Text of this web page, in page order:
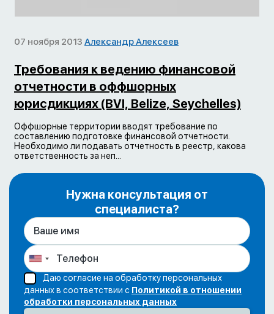
07 ноября 2013 Александр Алексеев
Требования к ведению финансовой
отчетности в оффшорных
юрисдикциях (BVI, Belize, Seychelles)
Оффшорные территории вводят требование по
составлению подготовке финансовой отчетности.
Необходимо ли подавать отчетность в реестр, какова
ответственность за неп...
Нужна консультация от
специалиста?
Даю согласие на обработку персональных
данных в соответствии с Политикой в отношении
обработки персональных данных